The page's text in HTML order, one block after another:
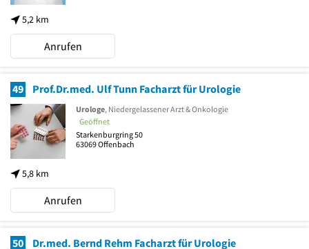
5,2 km
Anrufen
49 Prof.Dr.med. Ulf Tunn Facharzt für Urologie
5,8 km
Urologe, Niedergelassener Arzt & Onkologie
Geöffnet
Starkenburgring 50
63069Offenbach
Anrufen
50 Dr.med. Bernd Rehm Facharzt für Urologie